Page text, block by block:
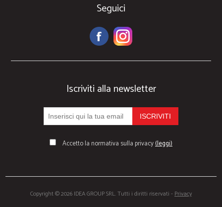
Seguici
Iscriviti alla newsletter
Accetto la normativa sulla privacy(leggi)
Copyright © 2026 IDEA GROUP SRL. Tutti i diritti riservati -Privacy